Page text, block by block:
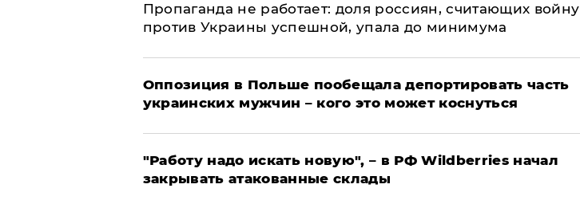
​Пропаганда не работает: доля россиян, считающих войну
против Украины успешной, упала до минимума
Оппозиция в Польше пообещала депортировать часть
украинских мужчин – кого это может коснуться
"Работу надо искать новую", – в РФ Wildberries начал
закрывать атакованные склады